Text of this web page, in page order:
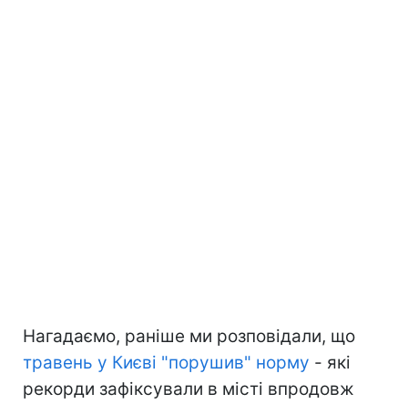
Нагадаємо, раніше ми розповідали, що
травень у Києві "порушив" норму - які
рекорди зафіксували в місті впродовж